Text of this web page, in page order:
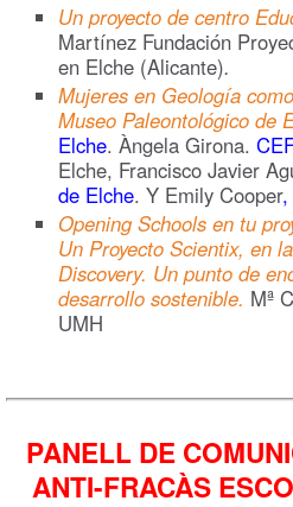
Un proyecto de centro
Martínez Fundación
en Elche (Alicante).
Mujeres en Geología
Museo Paleontológico de
Elche. Àngela Girona.
Elche, Francisco Javier
de Elche. Y Emily Cooper,
Opening Schools en tu
Un Proyecto Scientix, en
Discovery. Un punto de
desarrollo sostenible. Mª
UMH
PANELL DE
ANTI-FRACÀS